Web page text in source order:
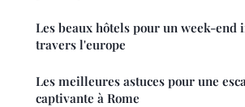
Les beaux hôtels pour un week-end
travers l'europe
Les meilleures astuces pour une
captivante à Rome